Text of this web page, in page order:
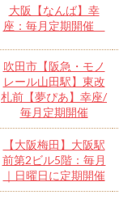
大阪【なんば】幸
座：毎月定期開催
吹田市【阪急・モノ
レール山田駅】東改
札前【夢ぴあ】幸座/
毎月定期開催
【大阪梅田】大阪駅
前第2ビル5階：毎月
｜日曜日に定期開催